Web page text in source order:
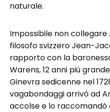
naturale.
Impossibile non
filosofo svizzero Jean-
rapporto con la
Warens, 12 anni più
Ginevra sedicenne nel
vagabondaggi arrivò ad
accolse e lo raccomandò